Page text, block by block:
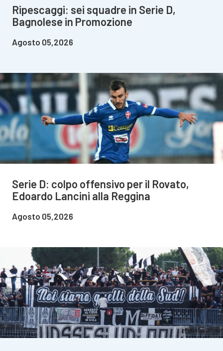
Ripescaggi: sei squadre in Serie D,
Bagnolese in Promozione
Agosto 05,2026
Serie D: colpo offensivo per il Rovato,
Edoardo Lancini alla Reggina
Agosto 05,2026